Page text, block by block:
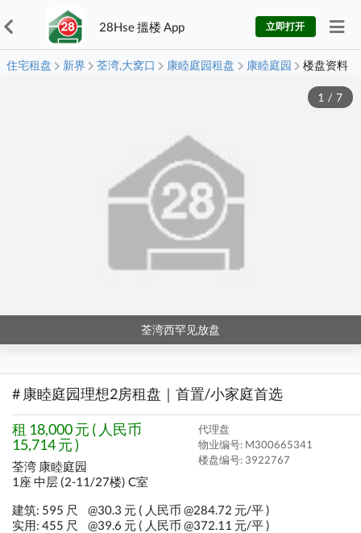
28Hse 搵楼 App 立即打开
住宅租盘 新界 荃湾,大窝口 康睦庭园租盘 康睦庭园 楼盘资料
荃湾西罕见放盘
1 / 7
# 康睦庭园理想2房租盘｜首置/小家庭首选
租 18,000 元 ( 人民币
15,714 元 )
荃湾 康睦庭园
1座 中层 (2-11/27楼) C室
代理盘
物业编号: M300665341
楼盘编号: 3922767
建筑: 595 尺
@30.3 元 ( 人民币 @284.72 元/平 )
实用: 455 尺
@39.6 元 ( 人民币 @372.11 元/平 )